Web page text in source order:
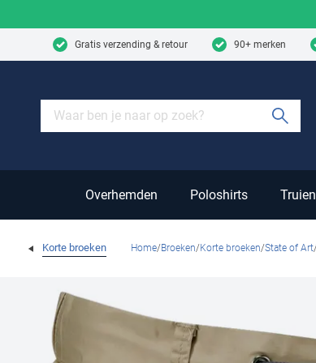
Gratis verzending & retour 90+ merken
Overhemden Poloshirts Truien
Korte broeken Home Broeken Korte broeken State of Art